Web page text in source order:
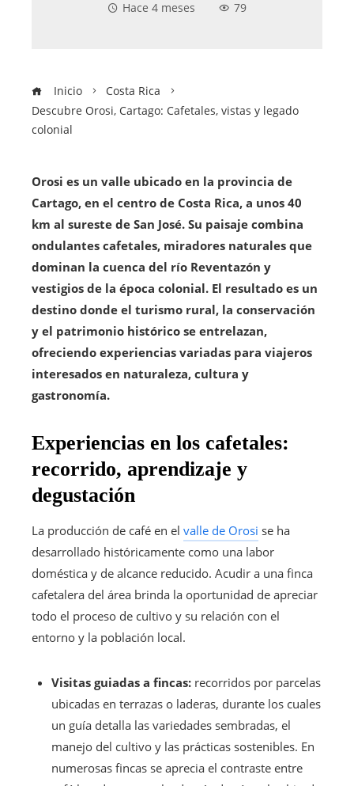
Hace 4 meses
79
Inicio
Costa Rica
Descubre Orosi, Cartago: Cafetales, vistas y legado
colonial
Orosi es un valle ubicado en la provincia de
Cartago, en el centro de Costa Rica, a unos 40
km al sureste de San José. Su paisaje combina
ondulantes cafetales, miradores naturales que
dominan la cuenca del río Reventazón y
vestigios de la época colonial. El resultado es un
destino donde el turismo rural, la conservación
y el patrimonio histórico se entrelazan,
ofreciendo experiencias variadas para viajeros
interesados en naturaleza, cultura y
gastronomía.
Experiencias en los cafetales:
recorrido, aprendizaje y
degustación
La producción de café en el valle de Orosi se ha
desarrollado históricamente como una labor
doméstica y de alcance reducido. Acudir a una finca
cafetalera del área brinda la oportunidad de apreciar
todo el proceso de cultivo y su relación con el
entorno y la población local.
Visitas guiadas a fincas: recorridos por parcelas
ubicadas en terrazas o laderas, durante los cuales
un guía detalla las variedades sembradas, el
manejo del cultivo y las prácticas sostenibles. En
numerosas fincas se aprecia el contraste entre